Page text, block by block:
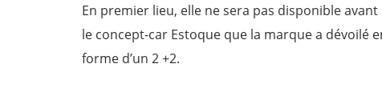
En premier lieu, elle ne sera pas disponible
le concept-car Estoque que la marque a dévoilé
forme d’un 2 +2.